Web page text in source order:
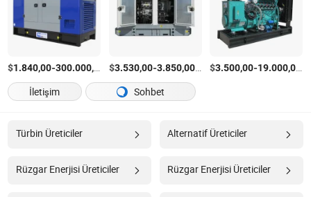
$1.840,00-300.000,00 /Parça
$3.530,00-3.850,00/Parça
$3.500,00-19.000,00 /
İletişim
Sohbet
Türbin Üreticiler Alternatif Üreticiler
Rüzgar Enerjisi Üreticiler Rüzgar Enerjisi Üreticiler